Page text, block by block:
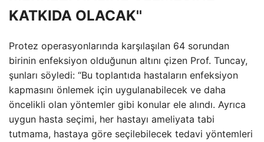
KATKIDA OLACAK''
Protez operasyonlarında karşılaşılan 64 sorundan
birinin enfeksiyon olduğunun altını çizen Prof. Tuncay,
şunları söyledi: “Bu toplantıda hastaların enfeksiyon
kapmasını önlemek için uygulanabilecek ve daha
öncelikli olan yöntemler gibi konular ele alındı. Ayrıca
uygun hasta seçimi, her hastayı ameliyata tabi
tutmama, hastaya göre seçilebilecek tedavi yöntemleri